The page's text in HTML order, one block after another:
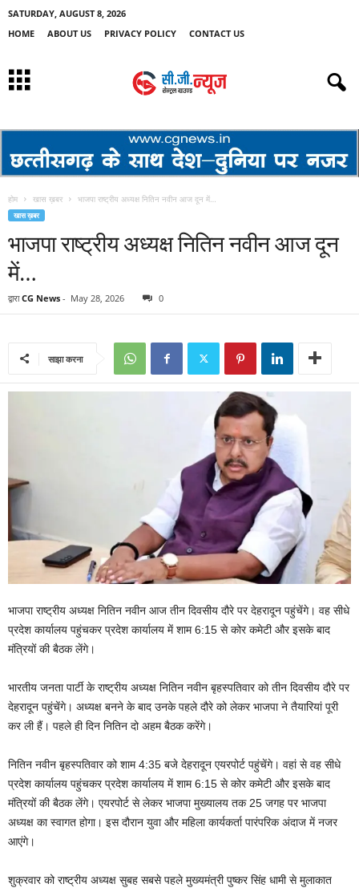
SATURDAY, AUGUST 8, 2026
HOME
ABOUT US PRIVACY POLICY CONTACT US
होम खास ख़बर भाजपा राष्ट्रीय अध्यक्ष नितिन नवीन आज दून में…
खास ख़बर
भाजपा राष्ट्रीय अध्यक्ष नितिन नवीन आज दून
में…
द्वारा CG News - May 28, 2026 0
साझा करना
भाजपा राष्ट्रीय अध्यक्ष नितिन नवीन आज तीन दिवसीय दौरे पर देहरादून पहुंचेंगे। वह सीधे
प्रदेश कार्यालय पहुंचकर प्रदेश कार्यालय में शाम 6:15 से कोर कमेटी और इसके बाद
मंत्रियों की बैठक लेंगे।
भारतीय जनता पार्टी के राष्ट्रीय अध्यक्ष नितिन नवीन बृहस्पतिवार को तीन दिवसीय दौरे पर
देहरादून पहुंचेंगे। अध्यक्ष बनने के बाद उनके पहले दौरे को लेकर भाजपा ने तैयारियां पूरी
कर ली हैं। पहले ही दिन नितिन दो अहम बैठक करेंगे।
नितिन नवीन बृहस्पतिवार को शाम 4:35 बजे देहरादून एयरपोर्ट पहुंचेंगे। वहां से वह सीधे
प्रदेश कार्यालय पहुंचकर प्रदेश कार्यालय में शाम 6:15 से कोर कमेटी और इसके बाद
मंत्रियों की बैठक लेंगे। एयरपोर्ट से लेकर भाजपा मुख्यालय तक 25 जगह पर भाजपा
अध्यक्ष का स्वागत होगा। इस दौरान युवा और महिला कार्यकर्ता पारंपरिक अंदाज में नजर
आएंगे।
शुक्रवार को राष्ट्रीय अध्यक्ष सुबह सबसे पहले मुख्यमंत्री पुष्कर सिंह धामी से मुलाकात